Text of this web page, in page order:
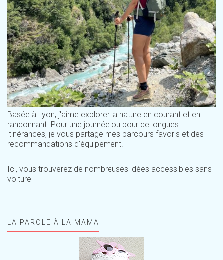
Basée à Lyon, j'aime explorer la nature en courant et en
randonnant. Pour une journée ou pour de longues
itinérances, je vous partage mes parcours favoris et des
recommandations d'équipement.
Ici, vous trouverez de nombreuses idées accessibles sans
voiture
LA PAROLE À LA MAMA